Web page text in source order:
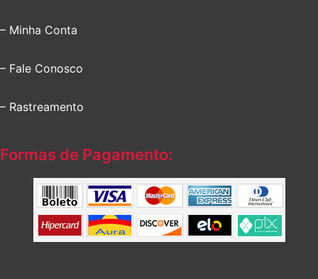
– Minha Conta
– Fale Conosco
– Rastreamento
Formas de Pagamento: